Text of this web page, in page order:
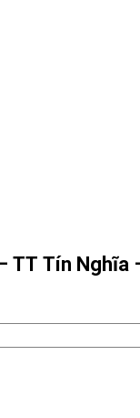
TT Tín Nghĩa